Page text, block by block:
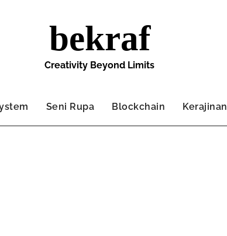
bekraf
Creativity Beyond Limits
Seni Rupa Blockchain Kerajinan